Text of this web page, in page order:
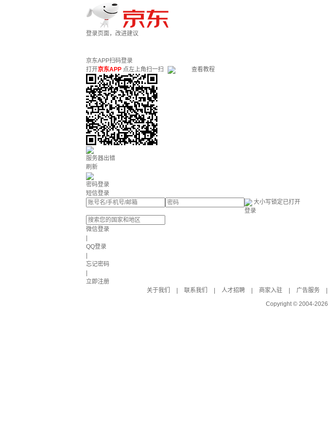
登录页面，改进建议
京东APP扫码登录
打开京东APP 点左上角扫一扫 查看教程
服务器出错
刷新
密码登录
短信登录
大小写锁定已打开
登录
微信登录
QQ登录
忘记密码
立即注册
关于我们
联系我们 人才招聘 商家入驻 广告服务
Copyright © 2004-2026